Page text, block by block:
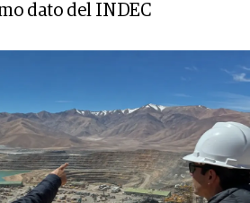
dato del INDEC